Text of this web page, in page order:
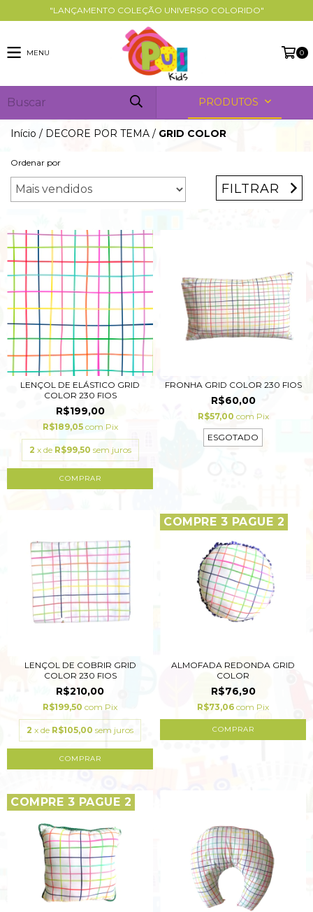
"LANÇAMENTO COLEÇÃO UNIVERSO COLORIDO"
MENU 0
PRODUTOS
Início / DECORE POR TEMA / GRID COLOR
Ordenar por
FILTRAR
LENÇOL DE ELÁSTICO GRID
COLOR 230 FIOS
R$199,00
R$189,05 com Pix
2 x de R$99,50 sem juros
COMPRAR
FRONHA GRID COLOR 230 FIOS
R$60,00
R$57,00 com Pix
ESGOTADO
LENÇOL DE COBRIR GRID
COLOR 230 FIOS
R$210,00
R$199,50 com Pix
2 x de R$105,00 sem juros
COMPRAR
COMPRE 3 PAGUE 2
ALMOFADA REDONDA GRID
COLOR
R$76,90
R$73,06 com Pix
COMPRE 3 PAGUE 2